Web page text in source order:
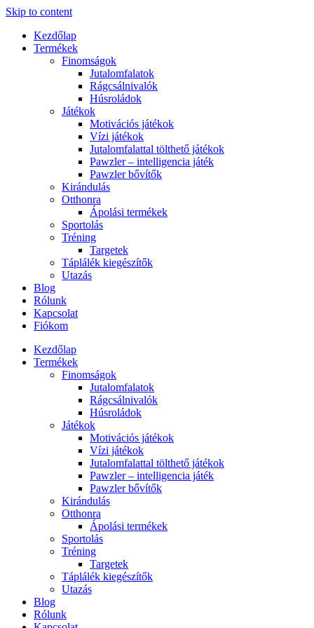
Skip to content
Kezdőlap
Termékek
Finomságok
Jutalomfalatok
Rágcsálnivalók
Húsroládok
Játékok
Motivációs játékok
Vízi játékok
Jutalomfalattal tölthető játékok
Pawzler – intelligencia játék
Pawzler bővítők
Kirándulás
Otthonra
Ápolási termékek
Sportolás
Tréning
Targetek
Táplálék kiegészítők
Utazás
Blog
Rólunk
Kapcsolat
Fiókom
Kezdőlap
Termékek
Finomságok
Jutalomfalatok
Rágcsálnivalók
Húsroládok
Játékok
Motivációs játékok
Vízi játékok
Jutalomfalattal tölthető játékok
Pawzler – intelligencia játék
Pawzler bővítők
Kirándulás
Otthonra
Ápolási termékek
Sportolás
Tréning
Targetek
Táplálék kiegészítők
Utazás
Blog
Rólunk